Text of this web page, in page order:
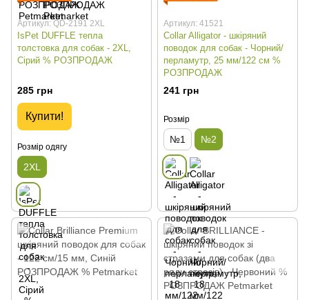
Артикул: QD-2191 2XL
IsPet DUFFLE тепла
толстовка для собак - 2XL,
Сірий % РОЗПРОДАЖ
285 грн
Купити!
Розмір одягу
2XL
Артикул: 41521
Collar Alligator - шкіряний
поводок для собак - Чорний/
перламутр, 25 мм/122 см %
РОЗПРОДАЖ
241 грн
Розмір
№1 №2